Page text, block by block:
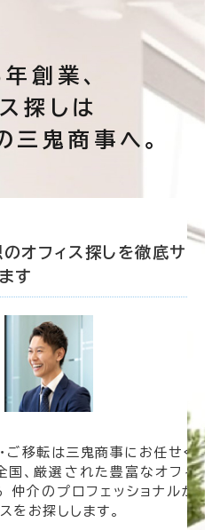
創業、
探しは
三鬼商事へ。
オフィス探しを徹底サ
す
ご移転は三鬼商事にお任せく
国、厳選された豊富なオフィ
仲介のプロフェッショナルが
をお探しします。